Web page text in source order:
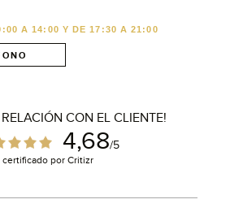
A 14:00 Y DE 17:30 A 21:00
CON EL CLIENTE!
4,68/5
certificado por Critizr